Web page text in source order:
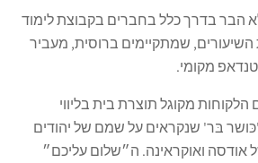
הבר בדרך כלל בחברים בקבוצת לימוד
שמתקיימים ברוסית, מעביר
מקומי.
הלקוחות מקוגל תוצרת בית בליווי
'כּושר בּר' שנקראים על שמם של יהודים
אודסה ואוקראינה. ה״שלום עליכם״